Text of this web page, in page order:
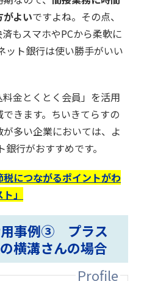
よいですよね。その点、
もスマホやPCから柔軟に
ット銀行は使い勝手がいい
金とくとく会員」を活用
きます。ちいきてらすの
多い企業においては、よ
行がおすすめです。
税につながるポイントがわ
」
用事例③ プラス
横溝さんの場合